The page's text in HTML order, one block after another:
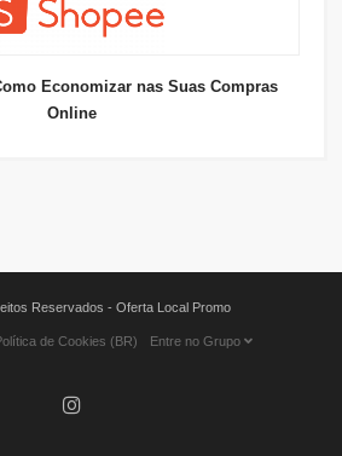
Economizar nas Suas Compras
Online
Reservados - Oferta Local Promo
de Cookies (BR) Entre no Grupo